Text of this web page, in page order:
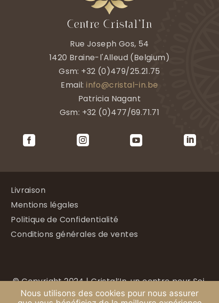
Centre Cristal’In
Rue Joseph Gos, 54
1420 Braine-l'Alleud (Belgium)
Gsm: +32 (0)479/25.21.75
Email:info@cristal-in.be
Patricia Nagant
Gsm: +32 (0)477/69.71.71
   
Livraison
Mentions légales
Politique de Confidentialité
Conditions générales de ventes
©Copyright 2024 |Cristal’In, un centre pour Soi.
–Designed & developed by www.victoria-
Nous utilisons des cookies pour nous assurer